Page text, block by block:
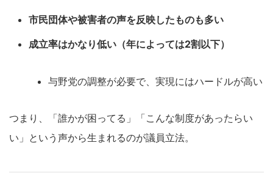
市民団体や被害者の声を反映したものも多い
成立率はかなり低い（年によっては2割以下）
与野党の調整が必要で、実現にはハードルが高い
つまり、「誰かが困ってる」「こんな制度があったらい
い」という声から生まれるのが議員立法。